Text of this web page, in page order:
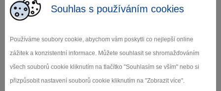
Souhlas s používáním cookies
Používáme soubory cookie, abychom vám poskytli co nejlepší online
zážitek a konzistentní informace. Můžete souhlasit se shromažďováním
všech souborů cookie kliknutím na tlačítko "Souhlasím se vším" nebo si
přizpůsobit nastavení souborů cookie kliknutím na "Zobrazit více".